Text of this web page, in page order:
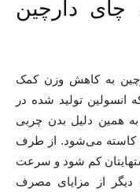
چای دارچین
به کاهش وزن کمک
انسولین تولید شده در
همین دلیل بدن چربی
کاسته می‌شود. از طرف
کم شود و سرعت
دیگر از مزایای مصرف